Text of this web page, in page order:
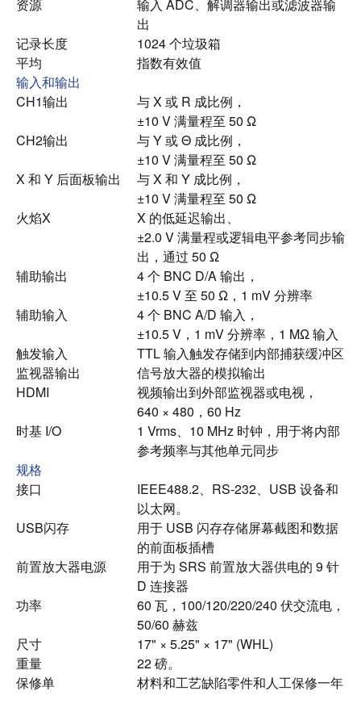
资源
输入 ADC、解调器输出或滤波器输
出
记录长度
1024 个垃圾箱
平均
指数有效值
输入和输出
CH1输出
与 X 或 R 成比例，
±10 V 满量程至 50 Ω
CH2输出
与 Y 或 Θ 成比例，
±10 V 满量程至 50 Ω
X 和 Y 后面板输出
与 X 和 Y 成比例，
±10 V 满量程至 50 Ω
火焰X
X 的低延迟输出、
±2.0 V 满量程或逻辑电平参考同步输
出，通过 50 Ω
辅助输出
4 个 BNC D/A 输出，
±10.5 V 至 50 Ω，1 mV 分辨率
辅助输入
4 个 BNC A/D 输入，
±10.5 V，1 mV 分辨率，1 MΩ 输入
触发输入
TTL 输入触发存储到内部捕获缓冲区
监视器输出
信号放大器的模拟输出
HDMI
视频输出到外部监视器或电视，
640 × 480，60 Hz
时基 I/O
1 Vrms、10 MHz 时钟，用于将内部
参考频率与其他单元同步
规格
接口
IEEE488.2、RS-232、USB 设备和
以太网。
USB闪存
用于 USB 闪存存储屏幕截图和数据
的前面板插槽
前置放大器电源
用于为 SRS 前置放大器供电的 9 针
D 连接器
功率
60 瓦，100/120/220/240 伏交流电，
50/60 赫兹
尺寸
17" × 5.25" × 17" (WHL)
重量
22 磅。
保修单
材料和工艺缺陷零件和人工保修一年